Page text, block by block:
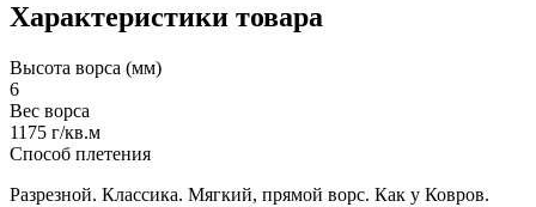
Характеристики товара
Высота ворса (мм)
6
Вес ворса
1175 г/кв.м
Способ плетения
Разрезной. Классика. Мягкий, прямой ворс. Как у Ковров.